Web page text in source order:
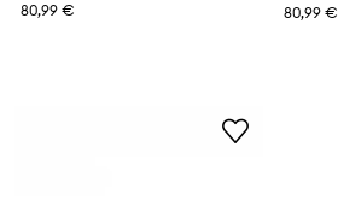
80,99 €
80,99 €